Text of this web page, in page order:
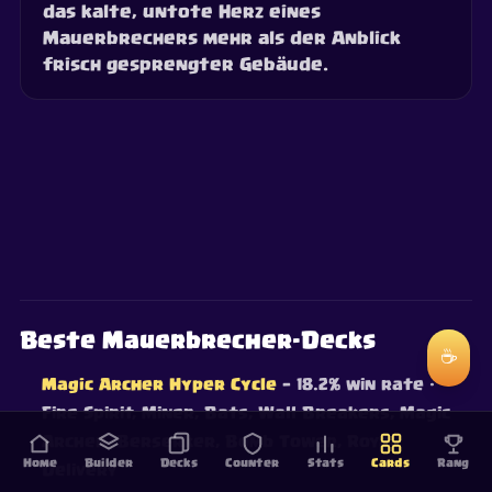
das kalte, untote Herz eines
Mauerbrechers mehr als der Anblick
frisch gesprengter Gebäude.
Home Builder Decks Counter Stats Cards Rang
Beste Mauerbrecher-Decks
Magic Archer Hyper Cycle — 18.2% win rate ·
Fire Spirit, Miner, Bats, Wall Breakers, Magic
Archer, Berserker, Bomb Tower, Royal
Delivery
☕